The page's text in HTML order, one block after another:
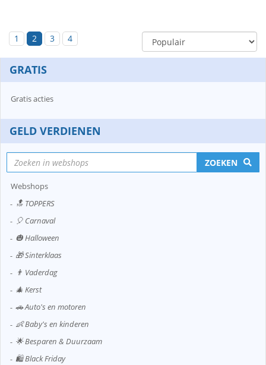
1 2 3 4
GRATIS
Gratis acties
GELD VERDIENEN
ZOEKEN
Webshops
🔝 TOPPERS
🎈 Carnaval
🎃 Halloween
🎁 Sinterklaas
👨 Vaderdag
🎄 Kerst
🚗 Auto's en motoren
👶 Baby's en kinderen
🌟 Besparen & Duurzaam
🛍️ Black Friday